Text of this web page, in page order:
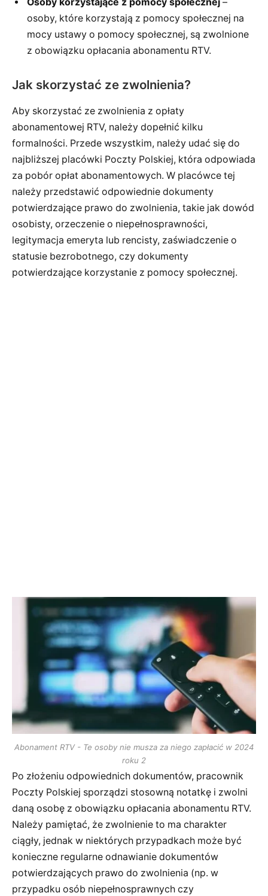
osoby, które korzystają z pomocy społecznej na
mocy ustawy o pomocy społecznej, są zwolnione
z obowiązku opłacania abonamentu RTV.
Jak skorzystać ze zwolnienia?
Aby skorzystać ze zwolnienia z opłaty
abonamentowej RTV, należy dopełnić kilku
formalności. Przede wszystkim, należy udać się do
najbliższej placówki Poczty Polskiej, która odpowiada
za pobór opłat abonamentowych. W placówce tej
należy przedstawić odpowiednie dokumenty
potwierdzające prawo do zwolnienia, takie jak dowód
osobisty, orzeczenie o niepełnosprawności,
legitymacja emeryta lub rencisty, zaświadczenie o
statusie bezrobotnego, czy dokumenty
potwierdzające korzystanie z pomocy społecznej.
Abonament RTV - Te osoby nie musza za niego zapłacić w 2024
roku 2
Po złożeniu odpowiednich dokumentów, pracownik
Poczty Polskiej sporządzi stosowną notatkę i zwolni
daną osobę z obowiązku opłacania abonamentu RTV.
Należy pamiętać, że zwolnienie to ma charakter
ciągły, jednak w niektórych przypadkach może być
konieczne regularne odnawianie dokumentów
potwierdzających prawo do zwolnienia (np. w
przypadku osób niepełnosprawnych czy